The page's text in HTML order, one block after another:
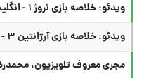
ویدئو: خلاصه بازی نروژ ۱ - انگلیس ۲
ویدئو: خلاصه بازی آرژانتین ۳ - سوئیس ۱
مجری معروف تلویزیون،